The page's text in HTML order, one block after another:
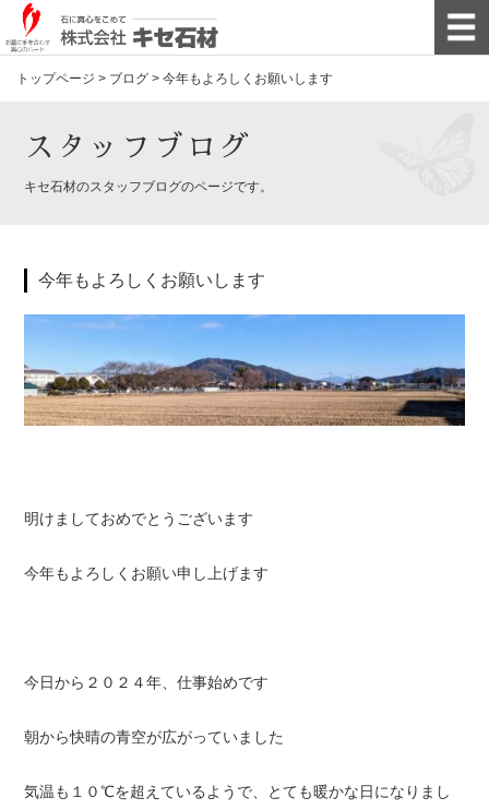
トップページ > ブログ > 今年もよろしくお願いします
スタッフブログ
キセ石材のスタッフブログのページです。
今年もよろしくお願いします
明けましておめでとうございます
今年もよろしくお願い申し上げます
今日から２０２４年、仕事始めです
朝から快晴の青空が広がっていました
気温も１０℃を超えているようで、とても暖かな日になりまし